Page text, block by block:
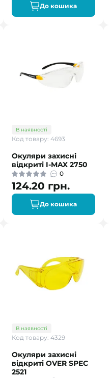
До кошика
В наявності
Код товару: 4693
Окуляри захисні
відкриті I-MAX 2750
0
124.20 грн.
До кошика
В наявності
Код товару: 4329
Окуляри захисні
відкриті OVER SPEC
2521